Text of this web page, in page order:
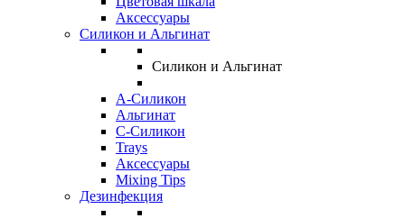
Аксессуары
Силикон и Альгинат
Силикон и Альгинат
A-Силикон
Альгинат
C-Силикон
Trays
Аксессуары
Mixing Tips
Дезинфекция